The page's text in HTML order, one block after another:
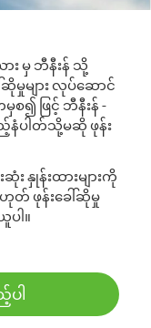
ား မှ ဘီနီးန် သို့
မှုများ လုပ်ဆောင်
စ၍ ဖြင့် ဘီနီးန် -
နံပါတ်သို့မဆို ဖုန်း
နှုန်းထားများကို
တ် ဖုန်းခေါ်ဆိုမှု
ါ။
ါ